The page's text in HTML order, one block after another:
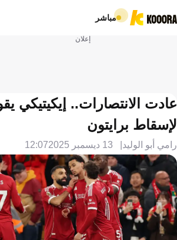
مباشر
إعلان
عادت الانتصارات.. إيكيتيكي
لإسقاط برايتون
رامي أبو الوليد 13 ديسمبر 2025 12:07